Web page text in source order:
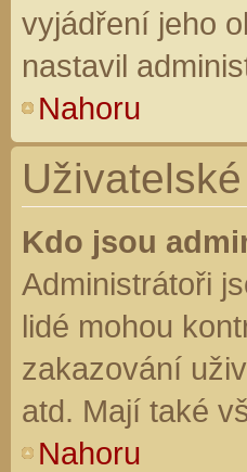
vyjádření jeho
nastavil
Nahoru
Kdo jsou
Administrátoři
lidé mohou
zakazování
atd. Mají také
Nahoru